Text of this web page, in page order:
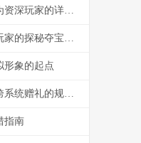
我的世界钻石弓箭怎么做，副标题为资深玩家的详尽打造指南
**和平精英地宫宝箱怎么开，资深玩家的探秘夺宝指南**
形象的起点
王者荣耀不同系统可以送皮肤吗，跨系统赠礼的规则与遗憾
指南